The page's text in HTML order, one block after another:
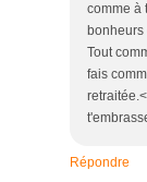
comme à
Tout
fais
Répondre